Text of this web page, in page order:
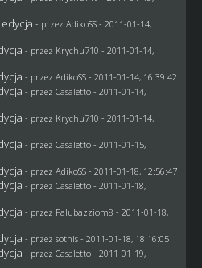
edycja - przez AdikoSS - 2011-01-14,
- przez Krychu710 - 2011-01-14,
- przez AdikoSS - 2011-01-14, 16:39:42
- przez Casaletto- 2011-01-14,
- przez Krychu710 - 2011-01-14,
- przez Casaletto- 2011-01-15,
- przez AdikoSS - 2011-01-18, 12:56:47
- przez Casaletto- 2011-01-18,
- przez Falubazziom8 - 2011-01-18,
- przez sothis- 2011-01-18, 18:16:05
- przez Casaletto- 2011-01-19,